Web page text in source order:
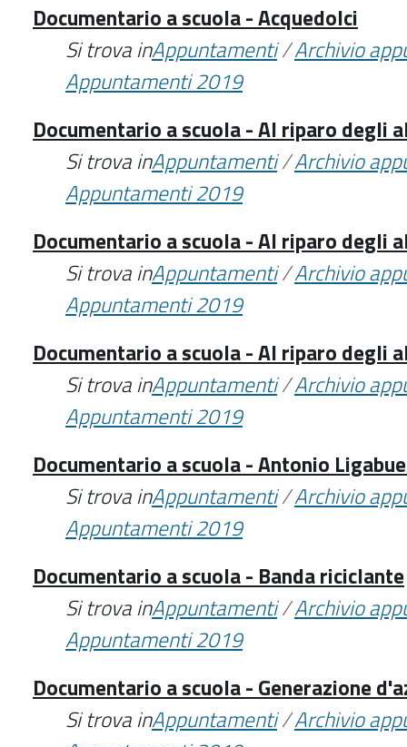
Documentario a scuola - Acquedolci
Si trova inAppuntamenti/Archivio
Appuntamenti 2019
Documentario a scuola - Al riparo degli
Si trova inAppuntamenti/Archivio
Appuntamenti 2019
Documentario a scuola - Al riparo degli
Si trova inAppuntamenti/Archivio
Appuntamenti 2019
Documentario a scuola - Al riparo degli
Si trova inAppuntamenti/Archivio
Appuntamenti 2019
Documentario a scuola - Antonio
Si trova inAppuntamenti/Archivio
Appuntamenti 2019
Documentario a scuola - Banda riciclante
Si trova inAppuntamenti/Archivio
Appuntamenti 2019
Documentario a scuola - Generazione
Si trova inAppuntamenti/Archivio